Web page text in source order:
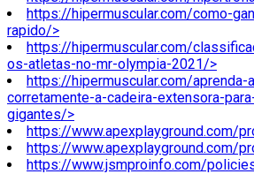
https://hipermuscular.com/como-
rapido/>
https://hipermuscular.com/
os-atletas-no-mr-olympia-2021/>
https://hipermuscular.com/aprenda-
corretamente-a-cadeira-extensora-
gigantes/>
https://www.apexplayground.com/
https://www.apexplayground.com/
https://www.jsmproinfo.com/